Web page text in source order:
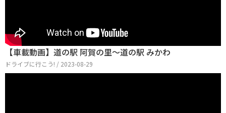
【車載動画】道の駅 阿賀の里～道の駅 みかわ
ドライブに行こう! / 2023-08-29